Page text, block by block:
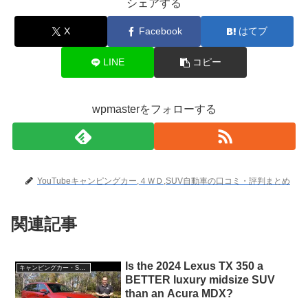
シェアする
X Facebook はてブ
LINE コピー
wpmasterをフォローする
YouTubeキャンピングカー,４ＷＤ,SUV自動車の口コミ・評判まとめ
関連記事
キャンピングカー・SUV人気車種
Is the 2024 Lexus TX 350 a
BETTER luxury midsize SUV
than an Acura MDX?